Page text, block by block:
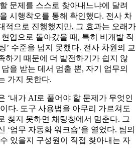
문제를 스스로 찾아내느냐에 달려
시행착오를 통해 확인했다. 전사 차
적으로 진행했지만, 그 효과는 오래가
업으로 돌아갔을 때, 특히 비개발 직
’ 수준을 넘지 못했다. 전사 차원의 교
하기 때문에 더 발전하기가 쉽지 않
을 받는 데서 멈출 뿐, 자기 업무의
가지 못한다.
‘내가 AI로 풀어야 할 문제가 무엇인
다. 도구 사용법을 아무리 가르쳐도
찾지 못하면 채팅창에서 멈춘다. 그
‘업무 자동화 워크숍’을 열었다. 팀의
있을지 구성원이 직접 찾아내는 자